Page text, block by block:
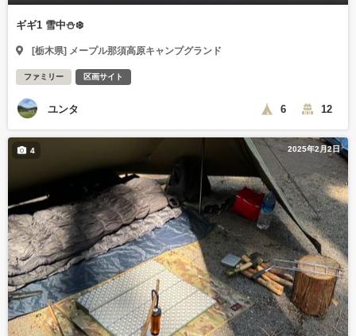
ギギ1 雪中⛄️❄️
[栃木県] メープル那須高原キャンプグランド
ファミリー 区画サイト
ユンタ 6 12
2025年2月2日
4